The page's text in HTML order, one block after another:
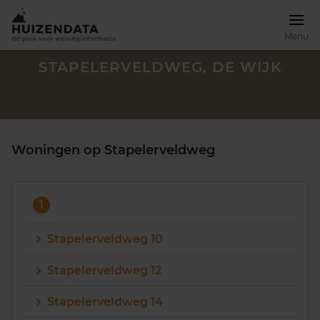
Menu
STAPELERVELDWEG, DE WIJK
Woningen op Stapelerveldweg
1
Stapelerveldweg 10
Stapelerveldweg 12
Stapelerveldweg 14